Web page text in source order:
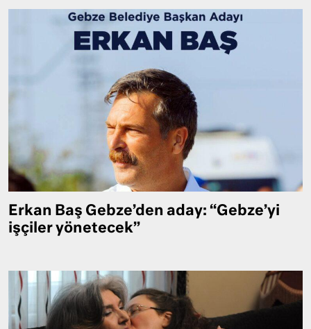
Erkan Baş Gebze’den aday: “Gebze’yi
işçiler yönetecek”